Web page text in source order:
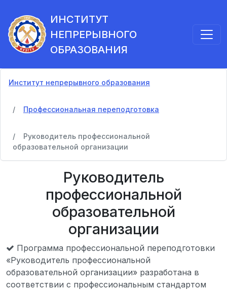
ИНСТИТУТ
НЕПРЕРЫВНОГО
ОБРАЗОВАНИЯ
Институт непрерывного образования
Профессиональная переподготовка
Руководитель профессиональной
образовательной организации
Руководитель
профессиональной
образовательной
организации
Программа профессиональной переподготовки
«Руководитель профессиональной
образовательной организации» разработана в
соответствии с профессиональным стандартом